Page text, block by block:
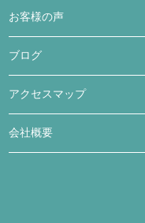
お客様の声
ブログ
アクセスマップ
会社概要